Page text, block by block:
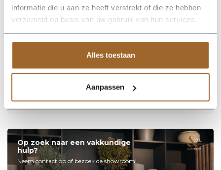
informatie die u aan ze heeft verstrekt of die ze hebben
verzameld op basis van uw gebruik van hun services.
Alles toestaan
Aanpassen
Plantenbak RAL 3015 Lichtroze
Plantenbak RAL 4004 Bordeauxpaars
Plantenbak RAL 6004 Blauwgroen
Plantenbak RAL 6021 Bleekgroen
Plantenbak RAL 7030 Steengrijs
Plantenbak RAL 7039 Kwartsgrijs
Levertijd 5 tot 6 weken. Prijs gelijk aan standaardkleuren.
Op zoek naar een vakkundige
hulp?
Neem contact op of bezoek de showroom!